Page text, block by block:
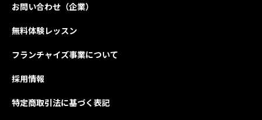
お問い合わせ（企業）
無料体験レッスン
フランチャイズ事業について
採用情報
特定商取引法に基づく表記